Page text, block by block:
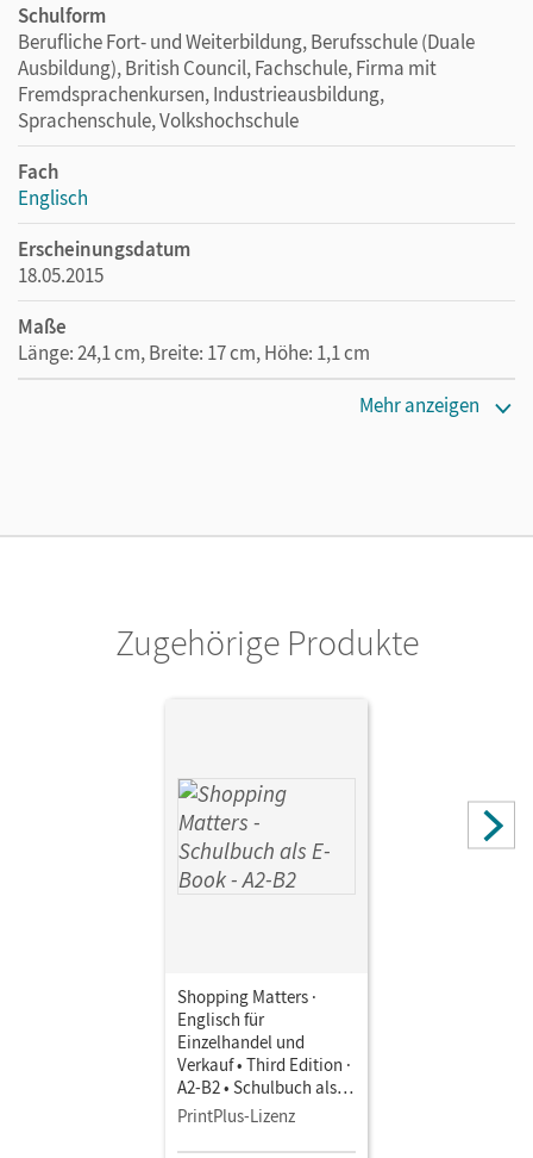
Schulform
Berufliche Fort- und Weiterbildung, Berufsschule (Duale
Ausbildung), British Council, Fachschule, Firma mit
Fremdsprachenkursen, Industrieausbildung,
Sprachenschule, Volkshochschule
Fach
Englisch
Erscheinungsdatum
18.05.2015
Maße
Länge: 24,1 cm, Breite: 17 cm, Höhe: 1,1 cm
Mehr anzeigen
Zugehörige Produkte
Shopping Matters ·
Englisch für
Einzelhandel und
Verkauf • Third Edition ·
A2-B2 • Schulbuch als E-
Book
PrintPlus-Lizenz